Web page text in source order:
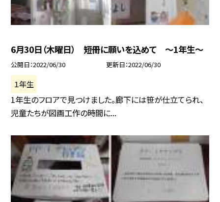
6月30日（木曜日） 短冊に願いを込めて 〜1年生〜
公開日 2022/06/30 更新日 2022/06/30
１年生
1年生のフロアで見つけました。廊下には笹が仕立てられ、
児童たちが図画工作の時間に...